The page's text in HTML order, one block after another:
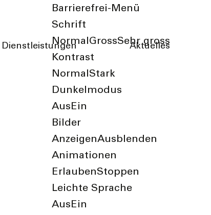
Barrierefrei-Menü
Schrift
Normal GrossSehr gross
Kontrast
Normal Stark
Dunkelmodus
Aus Ein
Bilder
AnzeigenAusblenden
Animationen
ErlaubenStoppen
Leichte Sprache
Aus Ein
Dienstleistungen Aktuelles